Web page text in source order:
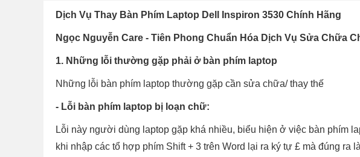
Dịch Vụ Thay Bàn Phím Laptop Dell Inspiron 3530 Chính Hãng
Ngọc Nguyễn Care - Tiên Phong Chuẩn Hóa Dịch Vụ Sửa Chữa
1. Những lỗi thường gặp phải ở bàn phím laptop
Những lỗi bàn phím laptop thường gặp cần sửa chữa/ thay thế
- Lỗi bàn phím laptop bị loạn chữ:
Lỗi này người dùng laptop gặp khá nhiều, biểu hiện ở việc bàn phím
khi nhập các tổ hợp phím Shift + 3 trên Word lại ra ký tự £ mà đúng ra